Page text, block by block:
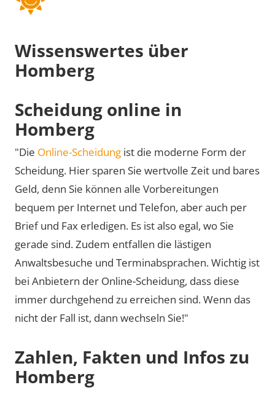
Wissenswertes über
Homberg
Scheidung online in
Homberg
"Die Online-Scheidung ist die moderne Form der
Scheidung. Hier sparen Sie wertvolle Zeit und bares
Geld, denn Sie können alle Vorbereitungen
bequem per Internet und Telefon, aber auch per
Brief und Fax erledigen. Es ist also egal, wo Sie
gerade sind. Zudem entfallen die lästigen
Anwaltsbesuche und Terminabsprachen. Wichtig ist
bei Anbietern der Online-Scheidung, dass diese
immer durchgehend zu erreichen sind. Wenn das
nicht der Fall ist, dann wechseln Sie!"
Zahlen, Fakten und Infos zu
Homberg